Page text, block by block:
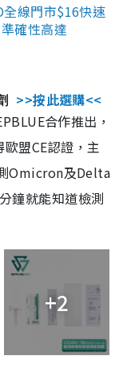
全線門市$16快速
確性高達
>>按此選購<<
合作推出，
盟CE認證，主
Omicron及Delta
鐘就能知道檢測
+2